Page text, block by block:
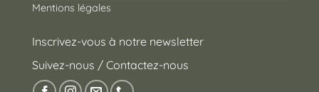
Mentions légales
Inscrivez-vous à notre newsletter
Suivez-nous / Contactez-nous